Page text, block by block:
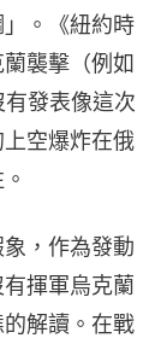
。《紐約時
襲擊（例如
發表像這次
空爆炸在俄
，作為發動
揮軍烏克蘭
解讀。在戰